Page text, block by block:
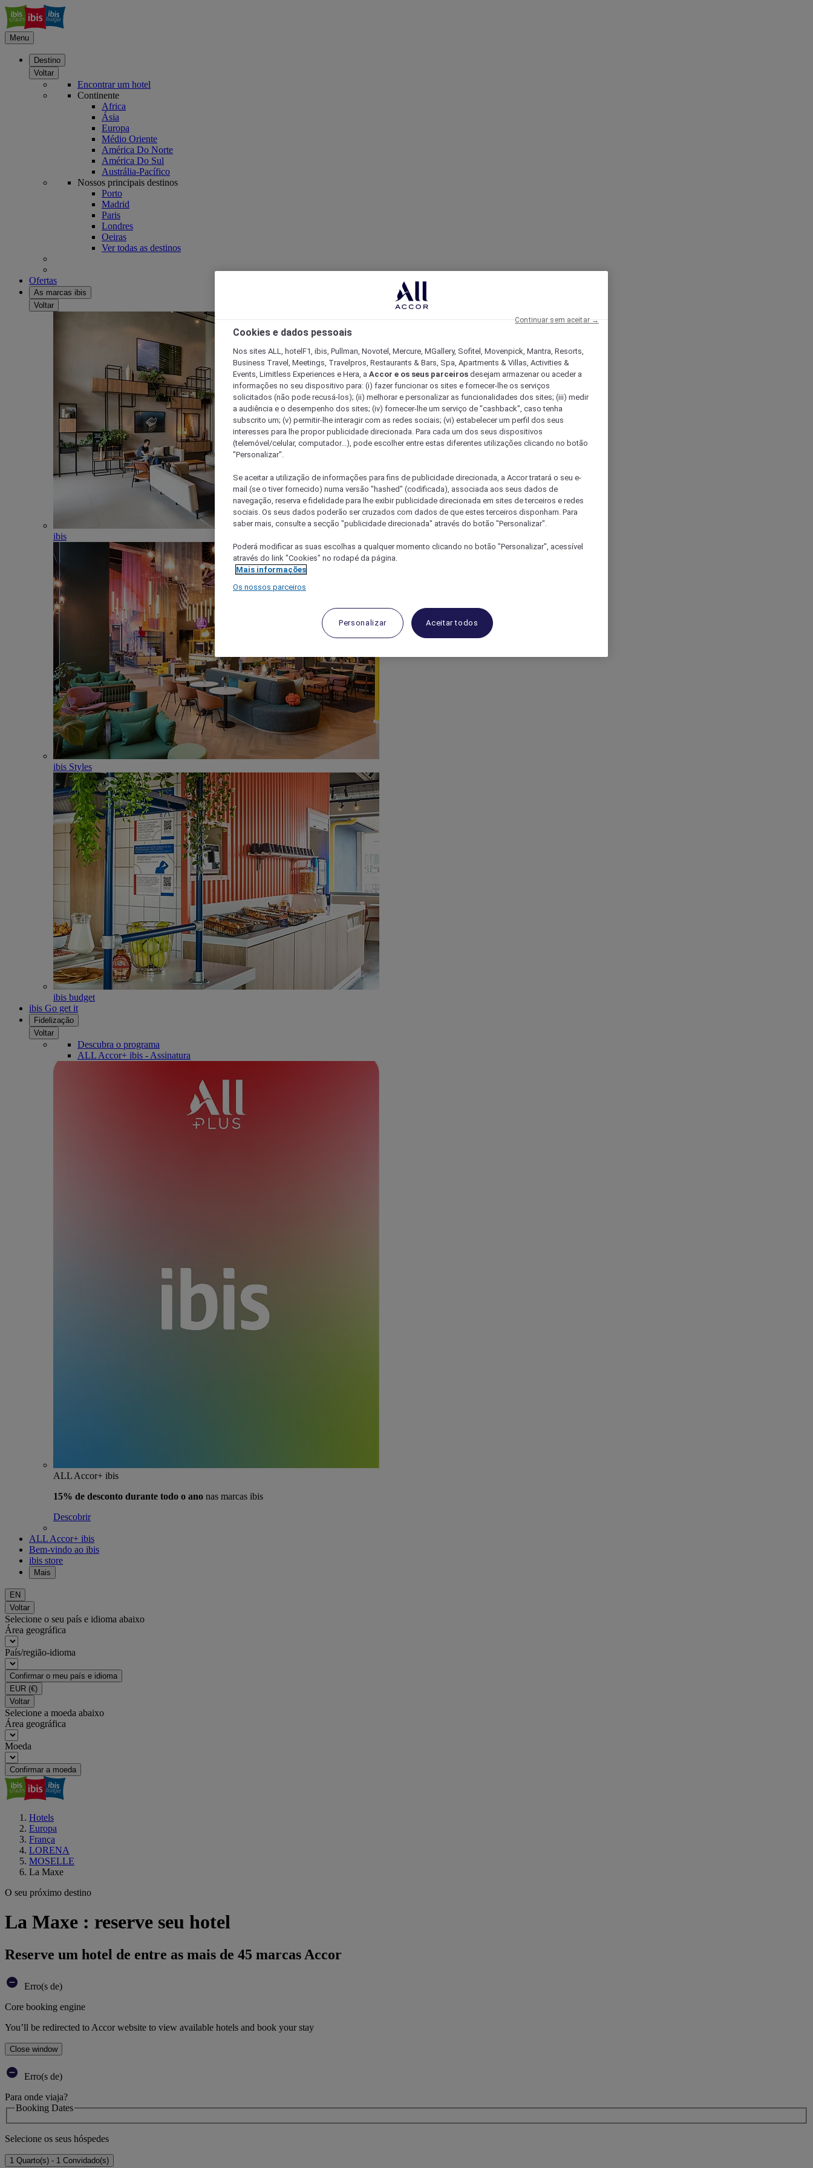
Menu
Destino
Voltar
Encontrar um hotel
Continente
Africa
Ásia
Europa
Médio Oriente
América Do Norte
América Do Sul
Austrália-Pacífico
Nossos principais destinos
Porto
Madrid
Paris
Londres
Oeiras
Ver todas as destinos
Ofertas
As marcas ibis
Voltar
ibis
ibis Styles
ibis budget
ibis Go get it
Fidelização
Voltar
Descubra o programa
ALL Accor+ ibis - Assinatura
ALL Accor+ ibis
15% de desconto durante todo o ano nas marcas ibis
Descobrir
ALL Accor+ ibis
Bem-vindo ao ibis
ibis store
Mais
EN
Voltar
Selecione o seu país e idioma abaixo
Área geográfica
País/região-idioma
Confirmar o meu país e idioma
EUR (€)
Voltar
Selecione a moeda abaixo
Área geográfica
Moeda
Confirmar a moeda
Hotels
Europa
França
LORENA
MOSELLE
La Maxe
O seu próximo destino
La Maxe : reserve seu hotel
Reserve um hotel de entre as mais de 45 marcas Accor
Erro(s de)
Core booking engine
You’ll be redirected to Accor website to view available hotels and book your stay
Close window
Erro(s de)
Para onde viaja?
Booking Dates
Selecione os seus hóspedes
1 Quarto(s) - 1 Convidado(s)
Cookies e dados pessoais
Nos sites ALL, hotelF1, ibis, Pullman, Novotel, Mercure, MGallery, Sofitel, Movenpick, Mantra, Resorts,
Business Travel, Meetings, Travelpros, Restaurants & Bars, Spa, Apartments & Villas, Activities &
Events, Limitless Experiences e Hera, a Accor e os seus parceiros desejam armazenar ou aceder a
informações no seu dispositivo para: (i) fazer funcionar os sites e fornecer-lhe os serviços
solicitados (não pode recusá-los); (ii) melhorar e personalizar as funcionalidades dos sites; (iii) medir
a audiência e o desempenho dos sites; (iv) fornecer-lhe um serviço de "cashback", caso tenha
subscrito um; (v) permitir-lhe interagir com as redes sociais; (vi) estabelecer um perfil dos seus
interesses para lhe propor publicidade direcionada. Para cada um dos seus dispositivos
(telemóvel/celular, computador...), pode escolher entre estas diferentes utilizações clicando no botão
"Personalizar".
Se aceitar a utilização de informações para fins de publicidade direcionada, a Accor tratará o seu e-
mail (se o tiver fornecido) numa versão "hashed" (codificada), associada aos seus dados de
navegação, reserva e fidelidade para lhe exibir publicidade direcionada em sites de terceiros e redes
sociais. Os seus dados poderão ser cruzados com dados de que estes terceiros disponham. Para
saber mais, consulte a secção "publicidade direcionada" através do botão "Personalizar".
Poderá modificar as suas escolhas a qualquer momento clicando no botão "Personalizar", acessível
através do link "Cookies" no rodapé da página.
Mais informações
Os nossos parceiros
Personalizar Aceitar todos
Continuar sem aceitar →